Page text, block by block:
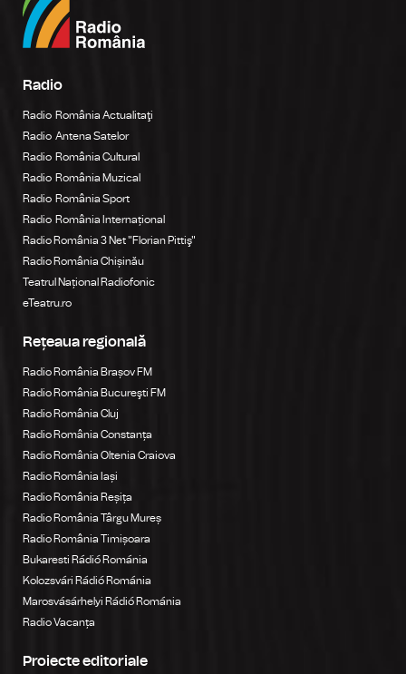
Radio
Radio România Actualitaţi
Radio Antena Satelor
Radio România Cultural
Radio România Muzical
Radio România Sport
Radio România Internațional
Radio România 3 Net "Florian Pittiş"
Radio România Chișinău
Teatrul Național Radiofonic
eTeatru.ro
Rețeaua regională
Radio România Brașov FM
Radio România Bucureşti FM
Radio România Cluj
Radio România Constanța
Radio România Oltenia Craiova
Radio România Iași
Radio România Reșița
Radio România Târgu Mureș
Radio România Timișoara
Bukaresti Rádió Románia
Kolozsvári Rádió Románia
Marosvásárhelyi Rádió Románia
Radio Vacanța
Proiecte editoriale